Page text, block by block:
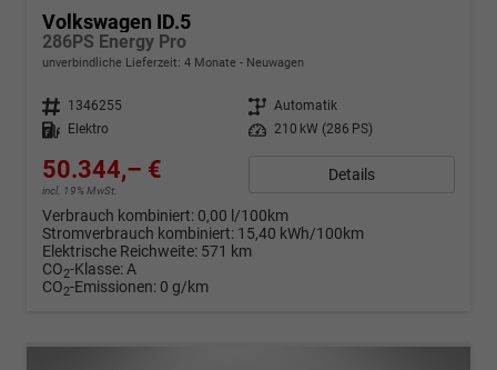
Volkswagen ID.5
286PS Energy Pro
unverbindliche Lieferzeit: 4 Monate Neuwagen
Fahrzeugnr. 1346255 Getriebe Automatik
Kraftstoff
Elektro Leistung 210 kW (286 PS)
50.344,– €
incl. 19% MwSt.
Details
Verbrauch kombiniert: 0,00 l/100km
Stromverbrauch kombiniert: 15,40 kWh/100km
Elektrische Reichweite: 571 km
CO2-Klasse:A
CO2-Emissionen: 0 g/km